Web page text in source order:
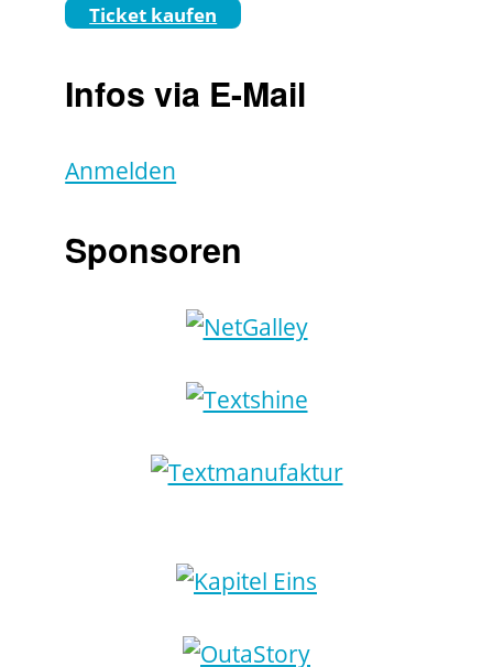
Ticket kaufen
Infos via E-Mail
Anmelden
Sponsoren